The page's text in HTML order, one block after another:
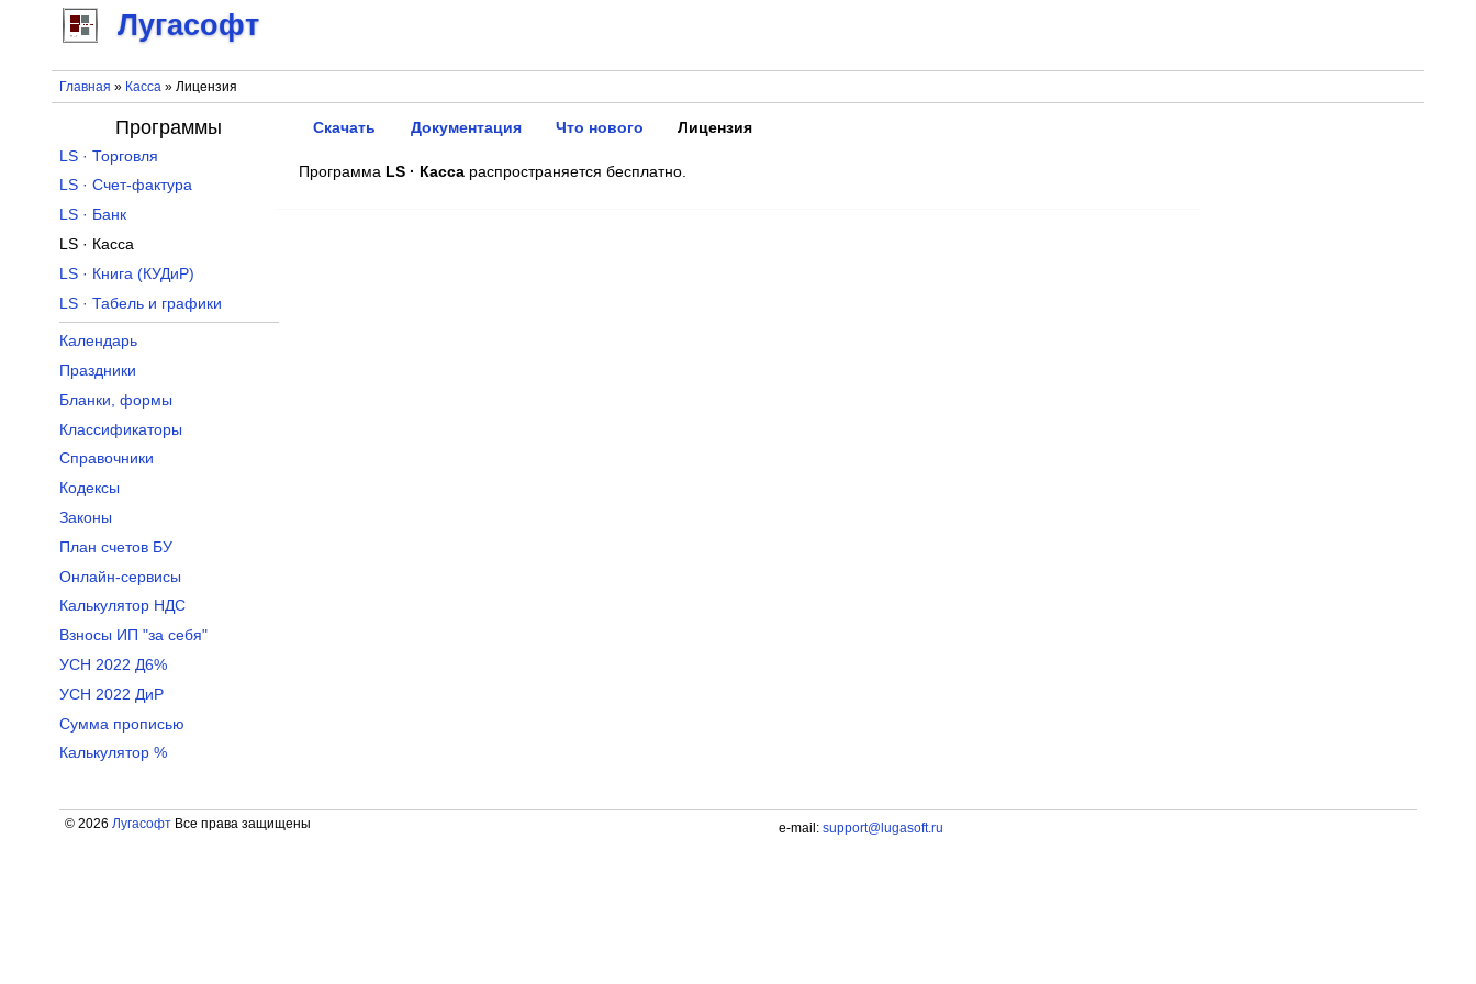
Лугасофт
Главная » Касса» Лицензия
Скачать Документация Что нового Лицензия
Программа LS · Кассараспространяется бесплатно.
Программы
LS · Торговля
LS · Счет-фактура
LS · Банк
LS · Касса
LS · Книга (КУДиР)
LS · Табель и графики
Календарь
Праздники
Бланки, формы
Классификаторы
Справочники
Кодексы
Законы
План счетов БУ
Онлайн-сервисы
Калькулятор НДС
Взносы ИП "за себя"
УСН 2022 Д6%
УСН 2022 ДиР
Сумма прописью
Калькулятор %
© 2026 ЛугасофтВсе права защищены e-mail: support@lugasoft.ru